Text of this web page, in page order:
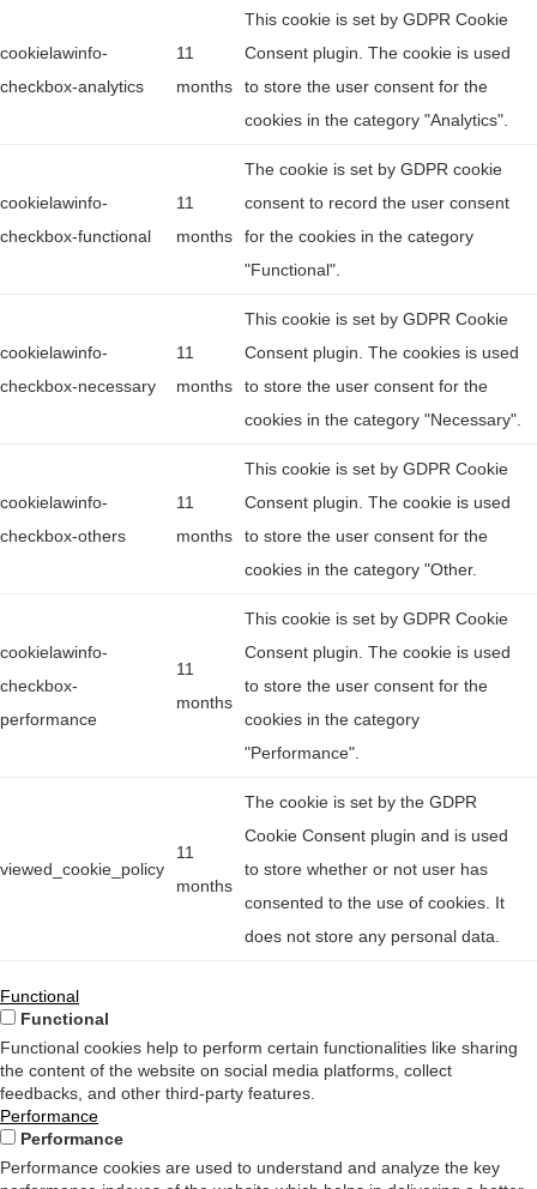
cookielawinfo-
checkbox-analytics
11
months
This cookie is set by GDPR Cookie
Consent plugin. The cookie is used
to store the user consent for the
cookies in the category "Analytics".
cookielawinfo-
checkbox-functional
11
months
The cookie is set by GDPR cookie
consent to record the user consent
for the cookies in the category
"Functional".
cookielawinfo-
checkbox-necessary
11
months
This cookie is set by GDPR Cookie
Consent plugin. The cookies is used
to store the user consent for the
cookies in the category "Necessary".
cookielawinfo-
checkbox-others
11
months
This cookie is set by GDPR Cookie
Consent plugin. The cookie is used
to store the user consent for the
cookies in the category "Other.
cookielawinfo-
checkbox-
performance
11
months
This cookie is set by GDPR Cookie
Consent plugin. The cookie is used
to store the user consent for the
cookies in the category
"Performance".
viewed_cookie_policy
11
months
The cookie is set by the GDPR
Cookie Consent plugin and is used
to store whether or not user has
consented to the use of cookies. It
does not store any personal data.
Functional
Functional
Functional cookies help to perform certain functionalities like sharing
the content of the website on social media platforms, collect
feedbacks, and other third-party features.
Performance
Performance
Performance cookies are used to understand and analyze the key